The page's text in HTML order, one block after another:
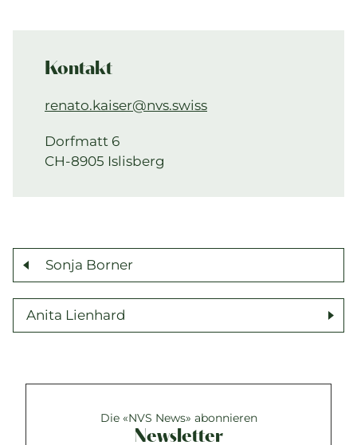
Kontakt
renato.kaiser@nvs.swiss
Dorfmatt 6
CH-8905 Islisberg
Sonja Borner
Anita Lienhard
Die «NVS News» abonnieren
Newsletter